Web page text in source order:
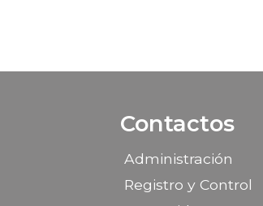
Contactos
Administración
Registro y Control